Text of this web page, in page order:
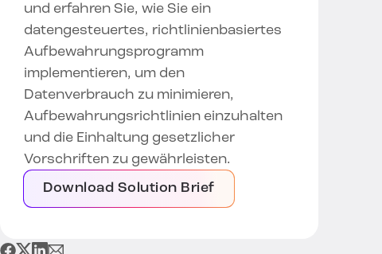
und erfahren Sie, wie Sie ein
datengesteuertes, richtlinienbasiertes
Aufbewahrungsprogramm
implementieren, um den
Datenverbrauch zu minimieren,
Aufbewahrungsrichtlinien einzuhalten
und die Einhaltung gesetzlicher
Vorschriften zu gewährleisten.
Download Solution Brief